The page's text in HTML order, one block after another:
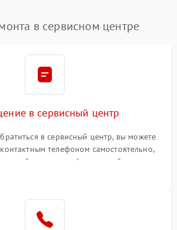
в сервисном центре
в сервисный центр
в сервисный центр, вы можете
контактным телефоном самостоятельно,
свой номер телефона на сайте